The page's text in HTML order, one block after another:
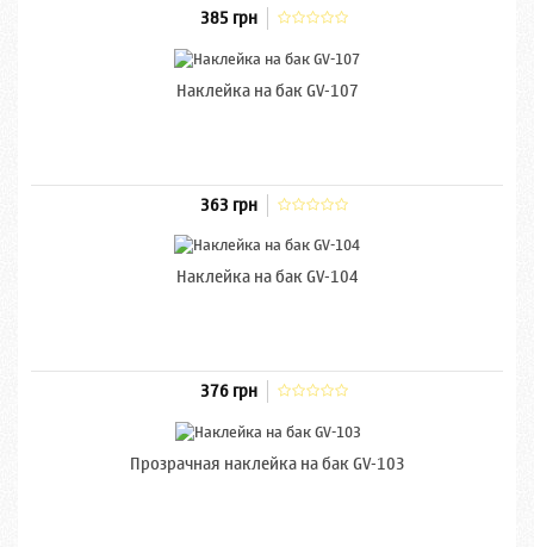
385 грн
Наклейка на бак GV-107
363 грн
Наклейка на бак GV-104
376 грн
Прозрачная наклейка на бак GV-103